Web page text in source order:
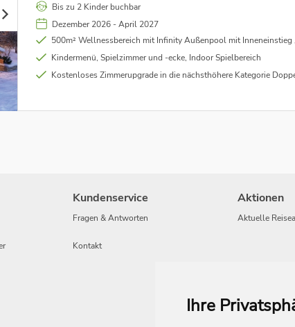
Ihre
Bis zu 2 Kinder buchbar
Dezember 2026 - April 2027
500m² Wellnessbereich mit Infinity Außenpool mit Inneneinstieg , 3 Saunen,
Kindermenü, Spielzimmer und -ecke, Indoor Spielbereich
Kostenloses Zimmerupgrade in die nächsthöhere Kategorie Doppelzimmer Comfort ab 4
Kundenservice
Fragen & Antworten
Kontakt
Aktionen
Aktuelle